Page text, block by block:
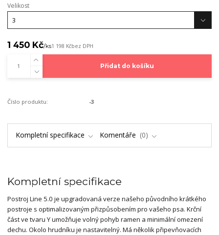
Velikost
1 450 Kč/ks1 198 Kčbez DPH
Přidat do košíku
Číslo produktu: -3
Kompletní specifikace Komentáře 0
Kompletní specifikace
Postroj Line 5.0 je upgradovaná verze našeho původního krátkého
postroje s optimalizovaným přizpůsobením pro vašeho psa. Krční
část ve tvaru Y umožňuje volný pohyb ramen a minimální omezení
dechu. Okolo hrudníku je nastavitelný. Má několik připevňovacích